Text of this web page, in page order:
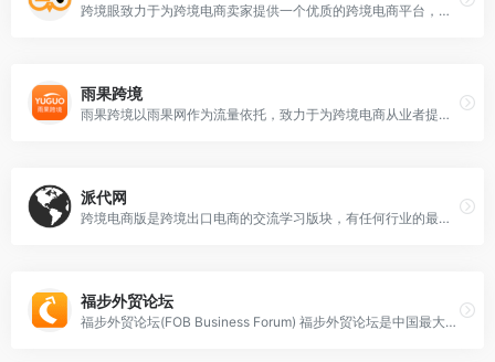
跨境眼致力于为跨境电商卖家提供一个优质的跨境电商平台，实时的给跨境电商卖家带来高质量的跨境物流公司，跨境电商活动，跨境电商资讯，跨境电商直播等内容服务。
雨果跨境
雨果跨境以雨果网作为流量依托，致力于为跨境电商从业者提供全球产业出海，链接全球流通，实现全球品牌的产业互联网平台，并拥有CCEE跨境智能选品平台，链接起跨境电商平台、服务商、工厂及众多卖家，致力打造集全球开店服务、品牌出海营销、独立站综合解决方案于一体的跨境电商全新生态链条！
派代网
跨境电商版是跨境出口电商的交流学习版块，有任何行业的最新资讯、趋势以及广大卖家对跨境出口电商有任何的疑惑不解都可以在这里交流讨论，希望通过这个版块让大家掌握到一手的跨境电商知识，将产品卖到国外，一夜暴富。"
福步外贸论坛
福步外贸论坛(FOB Business Forum) 福步外贸论坛是中国最大的专业外贸论坛，致力于打造全球最具人气、最实用的外贸社区。